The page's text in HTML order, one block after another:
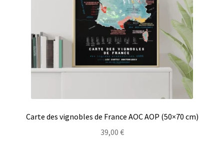
Carte des vignobles de France AOC AOP (50×70 cm)
39,00 €